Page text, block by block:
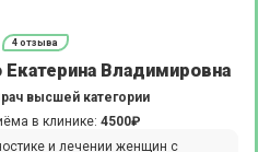
4 отзыва
Владимировна
высшей категории
в клинике: 4500₽
и лечении женщин с